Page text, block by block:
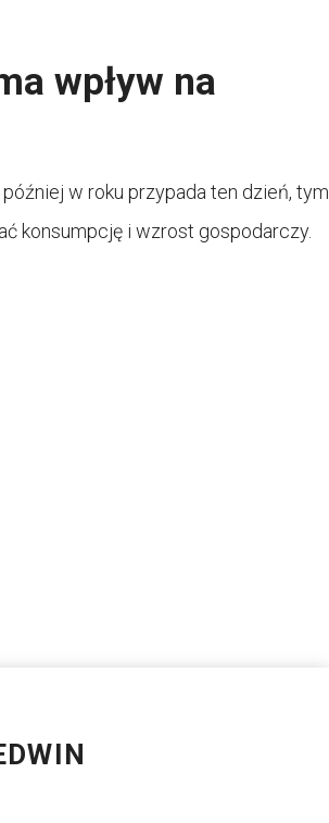
wpływ na
w roku przypada ten dzień, tym
konsumpcję i wzrost gospodarczy.